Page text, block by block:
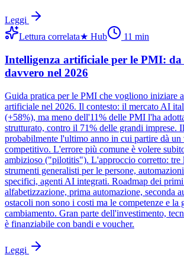
Leggi
Lettura correlata★ Hub 11 min
Intelligenza artificiale per le PMI:
davvero nel 2026
Guida pratica per le PMI che vogliono iniziare
artificiale nel 2026. Il contesto: il mercato AI
(+58%), ma meno dell'11% delle PMI l'ha
strutturato, contro il 71% delle grandi imprese.
probabilmente l'ultimo anno in cui partire dà un
competitivo. L'errore più comune è volere
ambizioso ("pilotitis"). L'approccio corretto:
strumenti generalisti per le persone,
specifici, agenti AI integrati. Roadmap dei primi
alfabetizzazione, prima automazione, seconda
ostacoli non sono i costi ma le competenze e la
cambiamento. Gran parte dell'investimento,
è finanziabile con bandi e voucher.
Leggi